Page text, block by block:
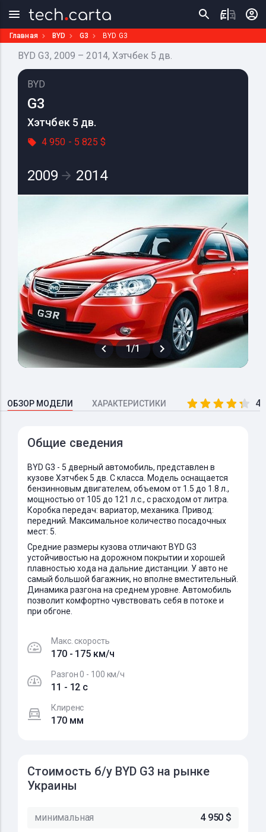
Главная BYD G3 BYD G3
BYD G3, 2009 – 2014, Хэтчбек 5 дв.
BYD
G3
Хэтчбек 5 дв.
4 950 - 5 825 $
2009 2014
1/1
ОБЗОР МОДЕЛИ ХАРАКТЕРИСТИКИ
Общие сведения
BYD G3 - 5 дверный автомобиль, представлен в
кузове Хэтчбек 5 дв. C класса. Модель оснащается
бензинновым двигателем, объемом от 1.5 до 1.8 л.,
мощностью от 105 до 121 л.с., с расходом от литра.
Коробка передач: вариатор, механика. Привод:
передний. Максимальное количество посадочных
мест: 5.
Средние размеры кузова отличают BYD G3
устойчивостью на дорожном покрытии и хорошей
плавностью хода на дальние дистанции. У авто не
самый большой багажник, но вполне вместительный.
Динамика разгона на среднем уровне. Автомобиль
позволит комфортно чувствовать себя в потоке и
при обгоне.
Макс. скорость
170 - 175 км/ч
Разгон 0 - 100 км/ч
11 - 12 c
Клиренс
170 мм
Стоимость б/у BYD G3 на рынке
Украины
минимальная 4 950 $